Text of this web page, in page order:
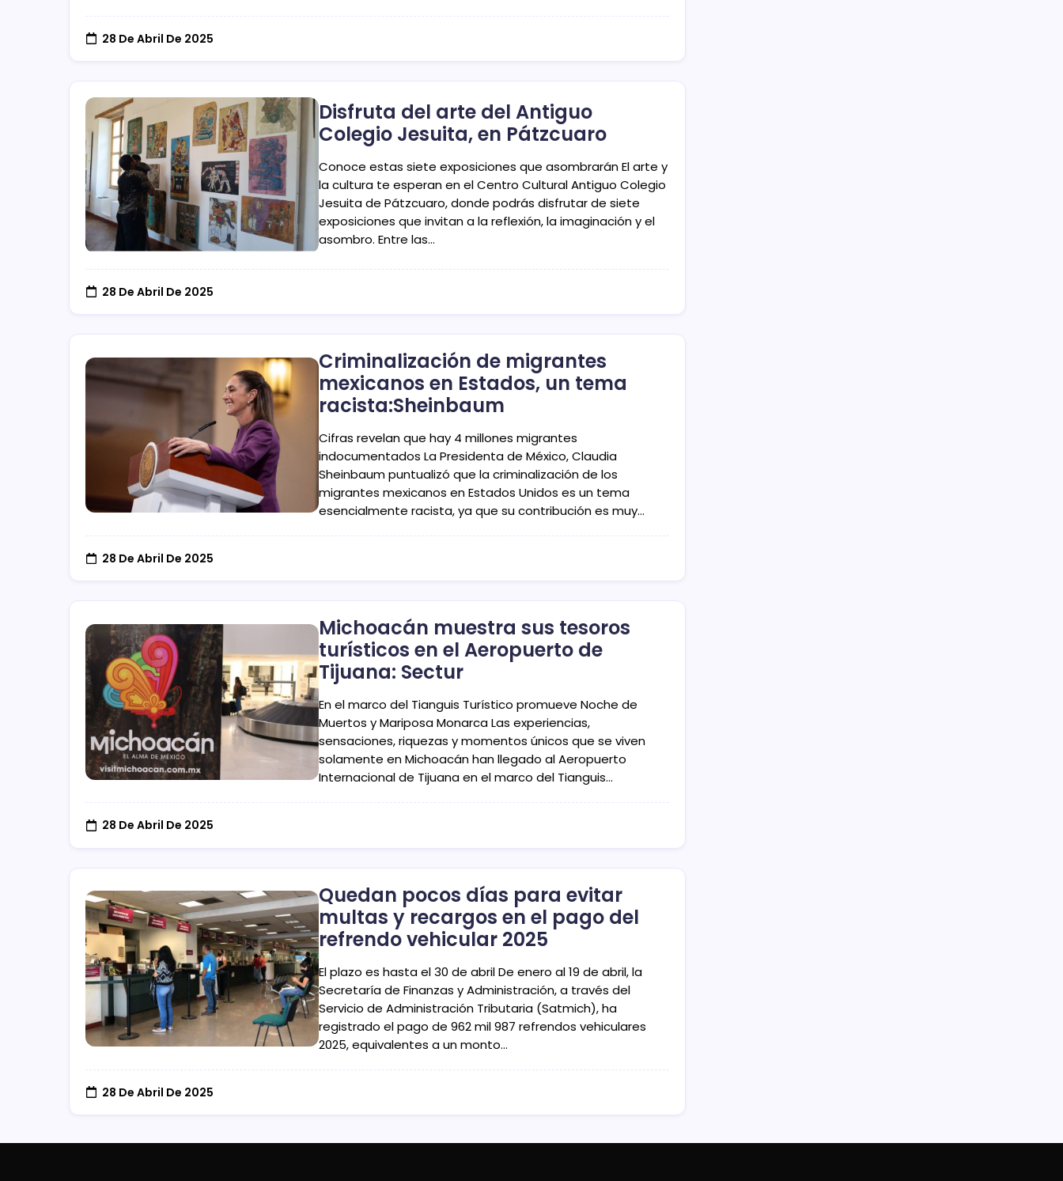
28 De Abril De 2025
Disfruta del arte del Antiguo
Colegio Jesuita, en Pátzcuaro
Conoce estas siete exposiciones que asombrarán El arte y
la cultura te esperan en el Centro Cultural Antiguo Colegio
Jesuita de Pátzcuaro, donde podrás disfrutar de siete
exposiciones que invitan a la reflexión, la imaginación y el
asombro. Entre las…
28 De Abril De 2025
Criminalización de migrantes
mexicanos en Estados, un tema
racista:Sheinbaum
Cifras revelan que hay 4 millones migrantes
indocumentados La Presidenta de México, Claudia
Sheinbaum puntualizó que la criminalización de los
migrantes mexicanos en Estados Unidos es un tema
esencialmente racista, ya que su contribución es muy…
28 De Abril De 2025
Michoacán muestra sus tesoros
turísticos en el Aeropuerto de
Tijuana: Sectur
En el marco del Tianguis Turístico promueve Noche de
Muertos y Mariposa Monarca Las experiencias,
sensaciones, riquezas y momentos únicos que se viven
solamente en Michoacán han llegado al Aeropuerto
Internacional de Tijuana en el marco del Tianguis…
28 De Abril De 2025
Quedan pocos días para evitar
multas y recargos en el pago del
refrendo vehicular 2025
El plazo es hasta el 30 de abril De enero al 19 de abril, la
Secretaría de Finanzas y Administración, a través del
Servicio de Administración Tributaria (Satmich), ha
registrado el pago de 962 mil 987 refrendos vehiculares
2025, equivalentes a un monto…
28 De Abril De 2025